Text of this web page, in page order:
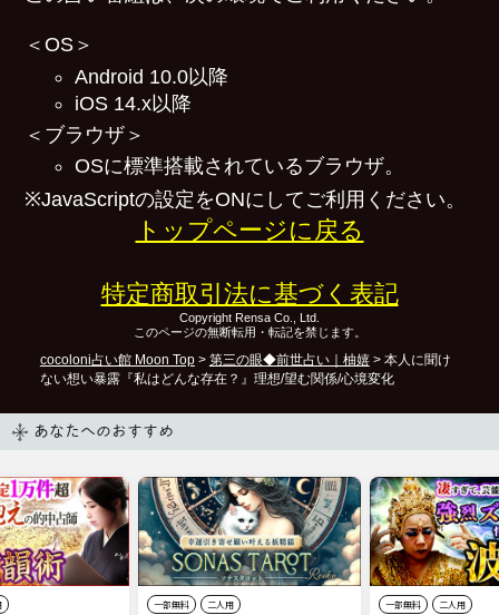
＜OS＞
Android 10.0以降
iOS 14.x以降
＜ブラウザ＞
OSに標準搭載されているブラウザ。
※JavaScriptの設定をONにしてご利用ください。
トップページに戻る
特定商取引法に基づく表記
Copyright Rensa Co., Ltd.
このページの無断転用・転記を禁じます。
cocoloni占い館 Moon Top> 第三の眼◆前世占い｜柚嬉> 本人に聞け
ない想い暴露『私はどんな存在？』理想/望む関係/心境変化
あなたへのおすすめ
一部無料 二人用 一部無料 二人用